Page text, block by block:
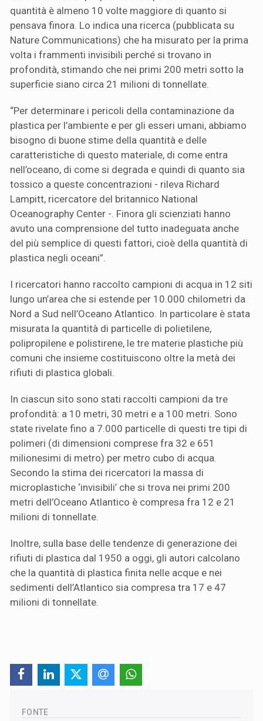
quantità è almeno 10 volte maggiore di quanto si
pensava finora. Lo indica una ricerca (pubblicata su
Nature Communications) che ha misurato per la prima
volta i frammenti invisibili perché si trovano in
profondità, stimando che nei primi 200 metri sotto la
superficie siano circa 21 milioni di tonnellate.
“Per determinare i pericoli della contaminazione da
plastica per l’ambiente e per gli esseri umani, abbiamo
bisogno di buone stime della quantità e delle
caratteristiche di questo materiale, di come entra
nell’oceano, di come si degrada e quindi di quanto sia
tossico a queste concentrazioni - rileva Richard
Lampitt, ricercatore del britannico National
Oceanography Center -. Finora gli scienziati hanno
avuto una comprensione del tutto inadeguata anche
del più semplice di questi fattori, cioè della quantità di
plastica negli oceani”.
I ricercatori hanno raccolto campioni di acqua in 12 siti
lungo un’area che si estende per 10.000 chilometri da
Nord a Sud nell’Oceano Atlantico. In particolare è stata
misurata la quantità di particelle di polietilene,
polipropilene e polistirene, le tre materie plastiche più
comuni che insieme costituiscono oltre la metà dei
rifiuti di plastica globali.
In ciascun sito sono stati raccolti campioni da tre
profondità: a 10 metri, 30 metri e a 100 metri. Sono
state rivelate fino a 7.000 particelle di questi tre tipi di
polimeri (di dimensioni comprese fra 32 e 651
milionesimi di metro) per metro cubo di acqua.
Secondo la stima dei ricercatori la massa di
microplastiche ‘invisibili’ che si trova nei primi 200
metri dell’Oceano Atlantico è compresa fra 12 e 21
milioni di tonnellate.
Inoltre, sulla base delle tendenze di generazione dei
rifiuti di plastica dal 1950 a oggi, gli autori calcolano
che la quantità di plastica finita nelle acque e nei
sedimenti dell’Atlantico sia compresa tra 17 e 47
milioni di tonnellate.
FONTE